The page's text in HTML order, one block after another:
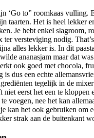
‘Go to” roomkaas vulling.
taarten. Het is heel lekker
Je hebt enkel slagroom,
ter versteviging nodig.
alles lekker is. In dit
ananasjam maar dat
ook goed met chocola,
is dus een echte
tegelijk in de
eerst het een te kloppen
voegen, nee het kan
kan het ook gebruiken om
strak aan de buitenkant